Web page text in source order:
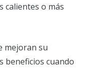
calientes o más
mejoran su
beneficios cuando